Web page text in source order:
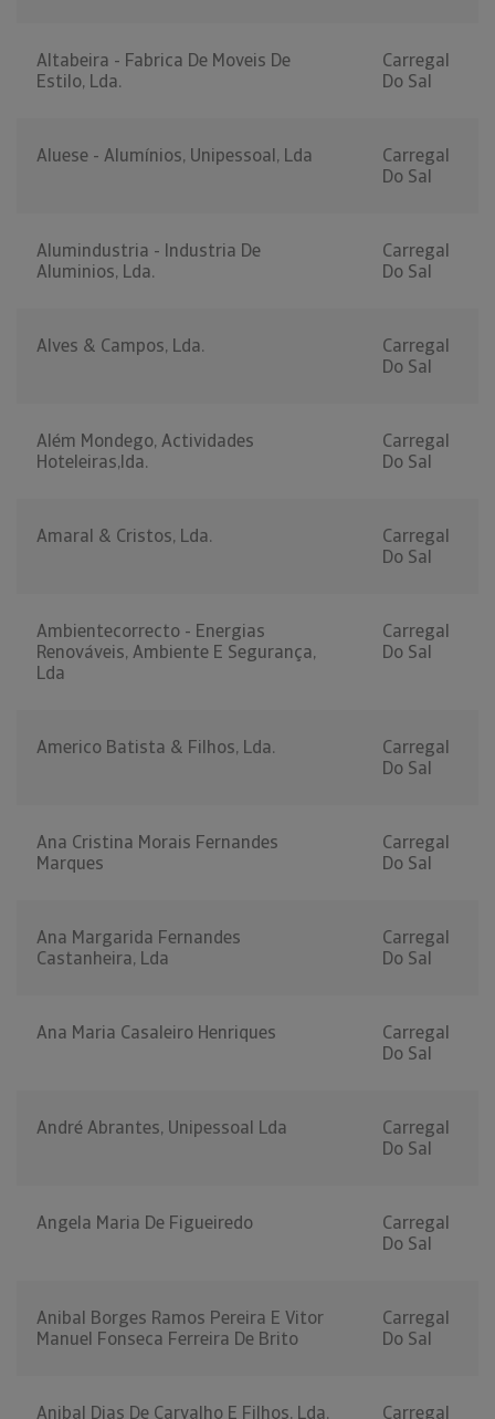
Altabeira - Fabrica De Moveis De
Estilo, Lda.
Carregal
Do Sal
Aluese - Alumínios, Unipessoal, Lda
Carregal
Do Sal
Alumindustria - Industria De
Aluminios, Lda.
Carregal
Do Sal
Alves & Campos, Lda.
Carregal
Do Sal
Além Mondego, Actividades
Hoteleiras,lda.
Carregal
Do Sal
Amaral & Cristos, Lda.
Carregal
Do Sal
Ambientecorrecto - Energias
Renováveis, Ambiente E Segurança,
Lda
Carregal
Do Sal
Americo Batista & Filhos, Lda.
Carregal
Do Sal
Ana Cristina Morais Fernandes
Marques
Carregal
Do Sal
Ana Margarida Fernandes
Castanheira, Lda
Carregal
Do Sal
Ana Maria Casaleiro Henriques
Carregal
Do Sal
André Abrantes, Unipessoal Lda
Carregal
Do Sal
Angela Maria De Figueiredo
Carregal
Do Sal
Anibal Borges Ramos Pereira E Vitor
Manuel Fonseca Ferreira De Brito
Carregal
Do Sal
Anibal Dias De Carvalho E Filhos, Lda. Carregal